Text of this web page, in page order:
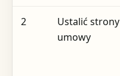
2
Ustalić strony
umowy